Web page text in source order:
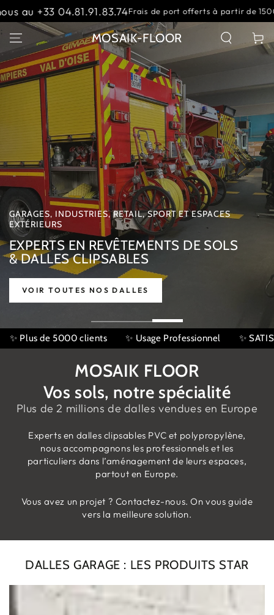
IGNORER LE
CONTENU
port offerts à partir de 1500 € Contactez-nous au
MOSAIK-FLOOR Panier
GARAGES, INDUSTRIES, RETAIL, SPORT ET ESPACES
EXTÉRIEURS
EXPERTS EN REVÊTEMENTS DE SOLS
& DALLES CLIPSABLES
VOIR TOUTES NOS DALLES
Slideshow
banner
;
✨ SATISFACTION : 4,9/5 Avis Google 100'000 m²
MOSAIK FLOOR
Vos sols, notre spécialité
Plus de 2 millions de dalles vendues en Europe
Experts en dalles clipsables PVC et polypropylène,
nous accompagnons les professionnels et les
particuliers dans l’aménagement de leurs espaces,
partout en Europe.
Vous avez un projet ? Contactez-nous. On vous guide
vers la meilleure solution.
DALLES GARAGE : LES PRODUITS STAR